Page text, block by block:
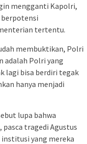
mengganti Kapolri,
berpotensi
tertentu.
membuktikan, Polri
adalah Polri yang
lagi bisa berdiri tegak
hanya menjadi
lupa bahwa
tragedi Agustus
institusi yang mereka